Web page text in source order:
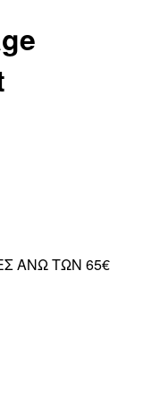
ΑΝΩ ΤΩΝ 65€